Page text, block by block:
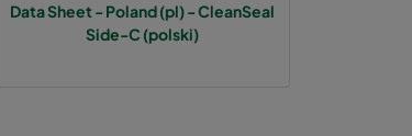
Data Sheet - Poland (pl) - CleanSeal
Side-C (polski)